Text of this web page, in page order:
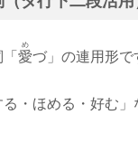
愛
め
づ」の連用形で
る・ほめる・好む」